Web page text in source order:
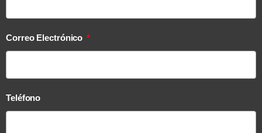
Correo Electrónico
Teléfono